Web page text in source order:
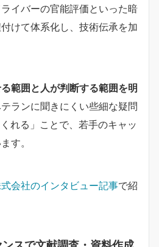
イバーの官能評価といった暗
けて体系化し、技術伝承を加
範囲と人が判断する範囲を明
ランに聞きにくい些細な疑問
れる」ことで、若手のキャッ
す。
会社のインタビュー記事で紹